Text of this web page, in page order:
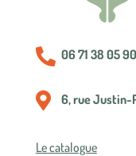
 06 71 38 05 90
 6, rue Justin-
Le catalogue